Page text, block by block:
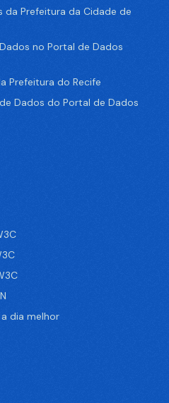
da Prefeitura da Cidade de
no Portal de Dados
Prefeitura do Recife
Dados do Portal de Dados
dia melhor